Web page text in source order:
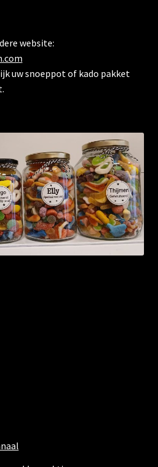
website:
uw snoeppot of kado pakket